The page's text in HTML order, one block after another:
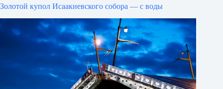
Золотой купол Исаакиевского собора — с воды